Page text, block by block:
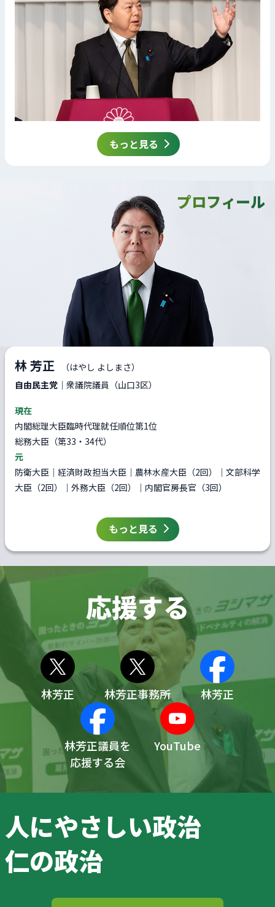
もっと見る
プロフィール
林 芳正
（はやし よしまさ）
自由民主党 ｜衆議院議員（山口3区）
現在
内閣総理大臣臨時代理就任順位第1位
総務大臣（第33・34代）
元
防衛大臣｜経済財政担当大臣｜農林水産大臣（2回）｜文部科学
大臣（2回）｜外務大臣（2回）｜内閣官房長官（3回）
もっと見る
応援する
林芳正 林芳正事務所 林芳正
林芳正議員を
応援する会
YouTube
人にやさしい政治
仁の政治